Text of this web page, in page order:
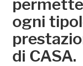
ogni
di CASA.